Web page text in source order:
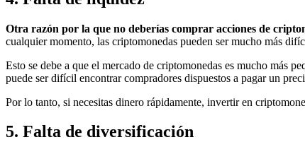
Otra razón por la que no deberías comprar acciones de
cualquier momento, las criptomonedas pueden ser mucho más
Esto se debe a que el mercado de criptomonedas es mucho más
puede ser difícil encontrar compradores dispuestos a pagar un
Por lo tanto, si necesitas dinero rápidamente, invertir en
5. Falta de diversificación